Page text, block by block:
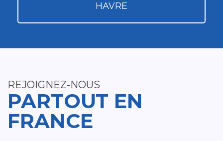
HAVRE
REJOIGNEZ-NOUS
PARTOUT EN
FRANCE